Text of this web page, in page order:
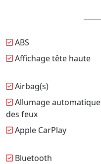
ABS
Affichage tête haute
Airbag(s)
Allumage automatique
des feux
Apple CarPlay
Bluetooth